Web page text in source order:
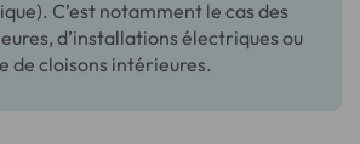
C’est notamment le cas des
d’installations électriques ou
de cloisons intérieures.